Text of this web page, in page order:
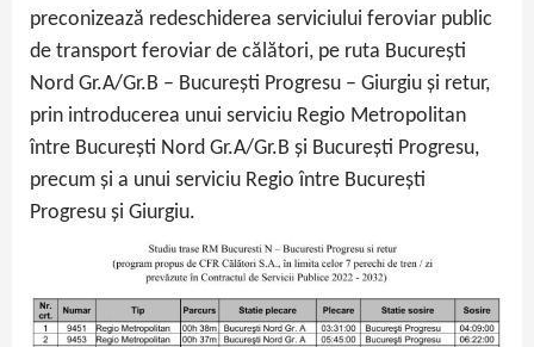
preconizează redeschiderea serviciului feroviar public
de transport feroviar de călători, pe ruta București
Nord Gr.A/Gr.B – București Progresu – Giurgiu și retur,
prin introducerea unui serviciu Regio Metropolitan
între București Nord Gr.A/Gr.B și București Progresu,
precum și a unui serviciu Regio între București
Progresu și Giurgiu.